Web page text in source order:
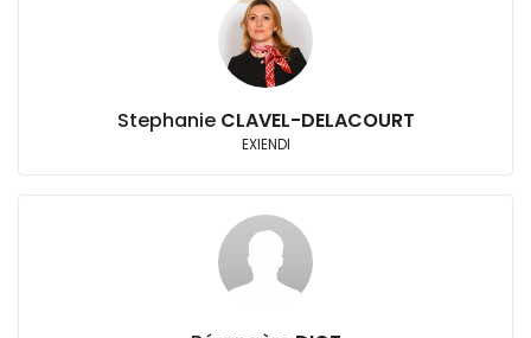
Stephanie CLAVEL-DELACOURT
EXIENDI